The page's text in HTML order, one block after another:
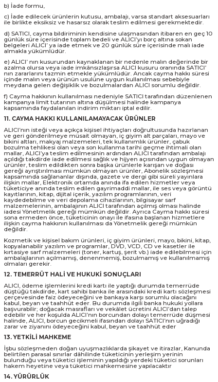
b) İade formu,
c) İade edilecek ürünlerin kutusu, ambalajı, varsa standart aksesuarları
ile birlikte eksiksiz ve hasarsız olarak teslim edilmesi gerekmektedir.
d) SATICI, cayma bildiriminin kendisine ulaşmasından itibaren en geç 10
günlük süre içerisinde toplam bedeli ve ALICI’yı borç altına sokan
belgeleri ALICI’ ya iade etmek ve 20 günlük süre içerisinde malı iade
almakla yükümlüdür.
e) ALICI’ nın kusurundan kaynaklanan bir nedenle malın değerinde bir
azalma olursa veya iade imkânsızlaşırsa ALICI kusuru oranında SATICI’
nın zararlarını tazmin etmekle yükümlüdür. Ancak cayma hakkı süresi
içinde malın veya ürünün usulüne uygun kullanılması sebebiyle
meydana gelen değişiklik ve bozulmalardan ALICI sorumlu değildir.
f) Cayma hakkının kullanılması nedeniyle SATICI tarafından düzenlenen
kampanya limit tutarının altına düşülmesi halinde kampanya
kapsamında faydalanılan indirim miktarı iptal edilir.
11. CAYMA HAKKI KULLANILAMAYACAK ÜRÜNLER
ALICI’nın isteği veya açıkça kişisel ihtiyaçları doğrultusunda hazırlanan
ve geri gönderilmeye müsait olmayan, iç giyim alt parçaları, mayo ve
bikini altları, makyaj malzemeleri, tek kullanımlık ürünler, çabuk
bozulma tehlikesi olan veya son kullanma tarihi geçme ihtimali olan
mallar, ALICI’ya teslim edilmesinin ardından ALICI tarafından ambalajı
açıldığı takdirde iade edilmesi sağlık ve hijyen açısından uygun olmayan
ürünler, teslim edildikten sonra başka ürünlerle karışan ve doğası
gereği ayrıştırılması mümkün olmayan ürünler, Abonelik sözleşmesi
kapsamında sağlananlar dışında, gazete ve dergi gibi süreli yayınlara
ilişkin mallar, Elektronik ortamda anında ifa edilen hizmetler veya
tüketiciye anında teslim edilen gayrimaddi mallar, ile ses veya görüntü
kayıtlarının, kitap, dijital içerik, yazılım programlarının, veri
kaydedebilme ve veri depolama cihazlarının, bilgisayar sarf
malzemelerinin, ambalajının ALICI tarafından açılmış olması halinde
iadesi Yönetmelik gereği mümkün değildir. Ayrıca Cayma hakkı süresi
sona ermeden önce, tüketicinin onayı ile ifasına başlanan hizmetlere
ilişkin cayma hakkının kullanılması da Yönetmelik gereği mümkün
değildir.
Kozmetik ve kişisel bakım ürünleri, iç giyim ürünleri, mayo, bikini, kitap,
kopyalanabilir yazılım ve programlar, DVD, VCD, CD ve kasetler ile
kırtasiye sarf malzemeleri (toner, kartuş, şerit vb.) iade edilebilmesi için
ambalajlarının açılmamış, denenmemiş, bozulmamış ve kullanılmamış
olmaları gerekir.
12. TEMERRÜT HALİ VE HUKUKİ SONUÇLARI
ALICI, ödeme işlemlerini kredi kartı ile yaptığı durumda temerrüde
düştüğü takdirde, kart sahibi banka ile arasındaki kredi kartı sözleşmesi
çerçevesinde faiz ödeyeceğini ve bankaya karşı sorumlu olacağını
kabul, beyan ve taahhüt eder. Bu durumda ilgili banka hukuki yollara
başvurabilir; doğacak masrafları ve vekâlet ücretini ALICI’dan talep
edebilir ve her koşulda ALICI’nın borcundan dolayı temerrüde düşmesi
halinde, ALICI, borcun gecikmeli ifasından dolayı SATICI’nın uğradığı
zarar ve ziyanını ödeyeceğini kabul, beyan ve taahhüt eder
13. YETKİLİ MAHKEME
İşbu sözleşmeden doğan uyuşmazlıklarda şikayet ve itirazlar, Kanunda
belirtilen parasal sınırlar dâhilinde tüketicinin yerleşim yerinin
bulunduğu veya tüketici işleminin yapıldığı yerdeki tüketici sorunları
hakem heyetine veya tüketici mahkemesine yapılacaktır
14. YÜRÜRLÜK